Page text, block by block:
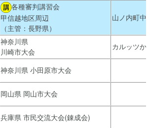
各種審判講習会
甲信越地区周辺
（主管：長野県）
山ノ内町中
神奈川県
川崎市大会
カルッツか
神奈川県 小田原市大会
岡山県 岡山市大会
兵庫県 市民交流大会(錬成会)